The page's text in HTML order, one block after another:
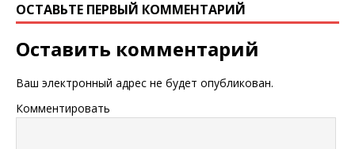
ОСТАВЬТЕ ПЕРВЫЙ КОММЕНТАРИЙ
Оставить комментарий
Ваш электронный адрес не будет опубликован.
Комментировать